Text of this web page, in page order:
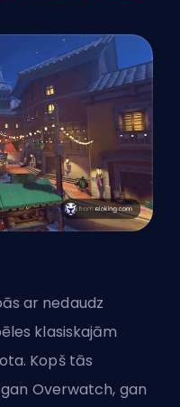
ar nedaudz
klasiskajām
Kopš tās
Overwatch, gan